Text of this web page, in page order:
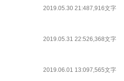
2019.05.30 21:487,916文字
2019.05.31 22:526,368文字
2019.06.01 13:097,565文字